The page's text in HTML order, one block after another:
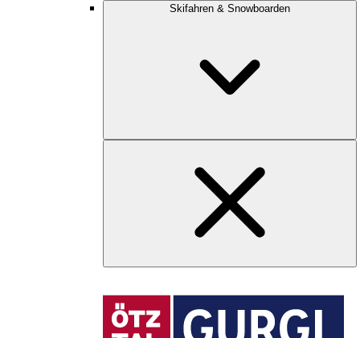
Skifahren & Snowboarden